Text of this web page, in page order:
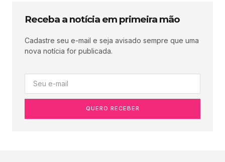
Receba a notícia em primeira mão
Cadastre seu e-mail e seja avisado sempre que uma
nova notícia for publicada.
QUERO RECEBER